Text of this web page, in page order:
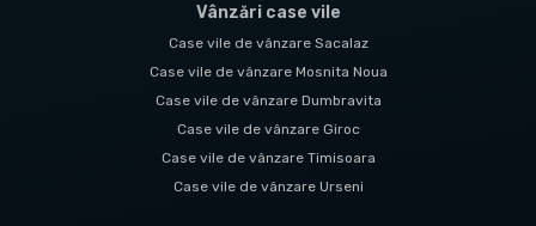
Vânzări case vile
Case vile de vânzare Sacalaz
Case vile de vânzare Mosnita Noua
Case vile de vânzare Dumbravita
Case vile de vânzare Giroc
Case vile de vânzare Timisoara
Case vile de vânzare Urseni